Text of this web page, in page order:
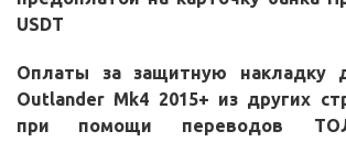
USDT
Оплаты за защитную накладку
Outlander Mk4 2015+ из других
при помощи переводов